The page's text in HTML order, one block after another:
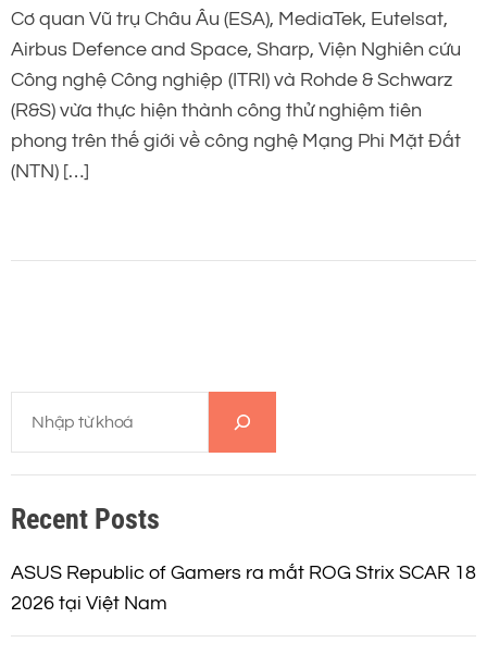
Cơ quan Vũ trụ Châu Âu (ESA), MediaTek, Eutelsat,
Airbus Defence and Space, Sharp, Viện Nghiên cứu
Công nghệ Công nghiệp (ITRI) và Rohde & Schwarz
(R&S) vừa thực hiện thành công thử nghiệm tiên
phong trên thế giới về công nghệ Mạng Phi Mặt Đất
(NTN) […]
m
i
m
Recent Posts
ASUS Republic of Gamers ra mắt ROG Strix SCAR 18
2026 tại Việt Nam